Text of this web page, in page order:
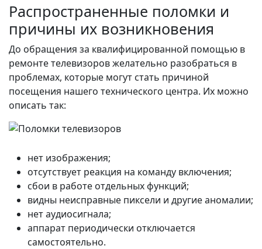
Распространенные поломки и
причины их возникновения
До обращения за квалифицированной помощью в
ремонте телевизоров желательно разобраться в
проблемах, которые могут стать причиной
посещения нашего технического центра. Их можно
описать так:
нет изображения;
отсутствует реакция на команду включения;
сбои в работе отдельных функций;
видны неисправные пиксели и другие аномалии;
нет аудиосигнала;
аппарат периодически отключается
самостоятельно.